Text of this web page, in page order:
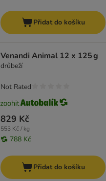
Přidat do košíku
Venandi Animal 12 x 125 g
drůbeží
829 Kč
553 Kč / kg
788 Kč
Not Rated
Přidat do košíku